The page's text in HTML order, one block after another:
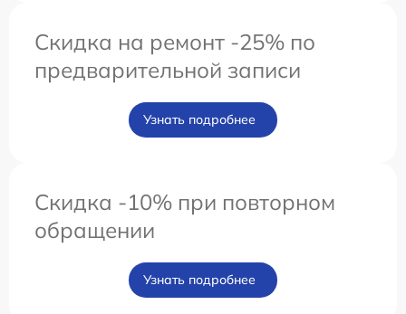
Скидка на ремонт -25% по
предварительной записи
Узнать подробнее
Скидка -10% при повторном
обращении
Узнать подробнее